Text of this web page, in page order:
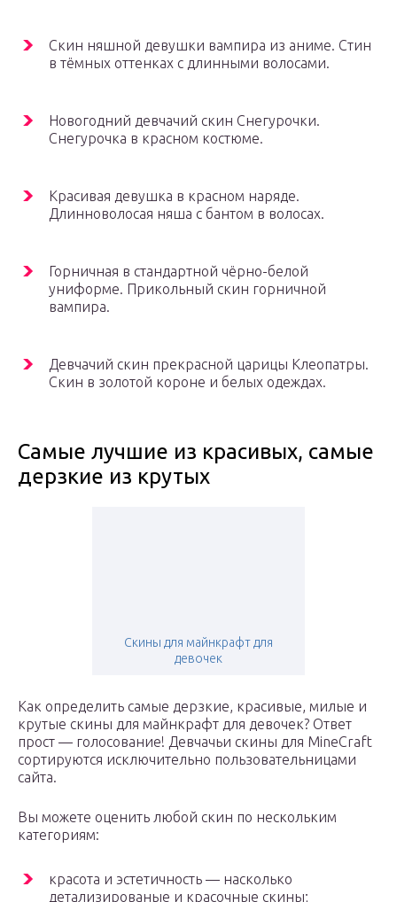
Скин няшной девушки вампира из аниме. Стин
в тёмных оттенках с длинными волосами.
Новогодний девчачий скин Снегурочки.
Снегурочка в красном костюме.
Красивая девушка в красном наряде.
Длинноволосая няша с бантом в волосах.
Горничная в стандартной чёрно-белой
униформе. Прикольный скин горничной
вампира.
Девчачий скин прекрасной царицы Клеопатры.
Скин в золотой короне и белых одеждах.
Самые лучшие из красивых, самые
дерзкие из крутых
Скины для майнкрафт для
девочек
Как определить самые дерзкие, красивые, милые и
крутые скины для майнкрафт для девочек? Ответ
прост — голосование! Девчачьи скины для MineCraft
сортируются исключительно пользовательницами
сайта.
Вы можете оценить любой скин по нескольким
категориям:
красота и эстетичность — насколько
детализированые и красочные скины;